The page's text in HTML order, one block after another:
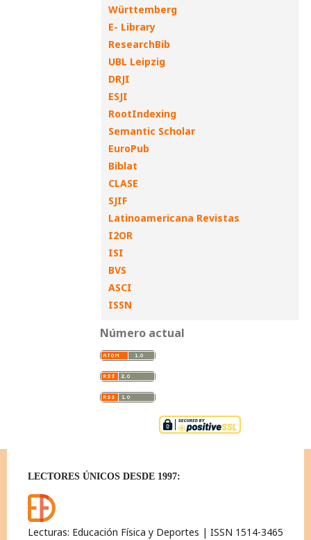
Württemberg
E- Library
ResearchBib
UBL Leipzig
DRJI
ESJI
RootIndexing
Semantic Scholar
EuroPub
Biblat
CLASE
SJIF
Latinoamericana Revistas
I2OR
ISI
BVS
ASCI
ISSN
Número actual
LECTORES ÚNICOS DESDE 1997:
Lecturas: Educación Física y Deportes | ISSN 1514-3465